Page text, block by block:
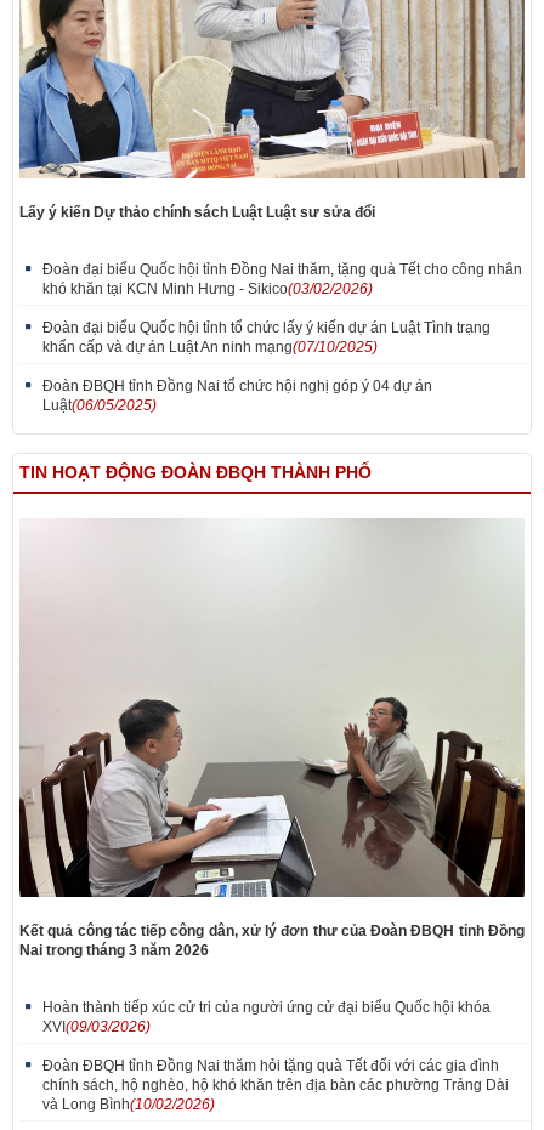
Lấy ý kiến Dự thảo chính sách Luật Luật sư sửa đổi
Đoàn đại biểu Quốc hội tỉnh Đồng Nai thăm, tặng quà Tết cho công nhân
khó khăn tại KCN Minh Hưng - Sikico(03/02/2026)
Đoàn đại biểu Quốc hội tỉnh tổ chức lấy ý kiến dự án Luật Tình trạng
khẩn cấp và dự án Luật An ninh mạng(07/10/2025)
Đoàn ĐBQH tỉnh Đồng Nai tổ chức hội nghị góp ý 04 dự án
Luật(06/05/2025)
TIN HOẠT ĐỘNG ĐOÀN ĐBQH THÀNH PHỐ
Kết quả công tác tiếp công dân, xử lý đơn thư của Đoàn ĐBQH tỉnh Đồng
Nai trong tháng 3 năm 2026
Hoàn thành tiếp xúc cử tri của người ứng cử đại biểu Quốc hội khóa
XVI (09/03/2026)
Đoàn ĐBQH tỉnh Đồng Nai thăm hỏi tặng quà Tết đối với các gia đình
chính sách, hộ nghèo, hộ khó khăn trên địa bàn các phường Trảng Dài
và Long Bình(10/02/2026)